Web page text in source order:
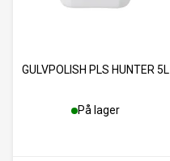
GULVPOLISH PLS HUNTER 5L
På lager